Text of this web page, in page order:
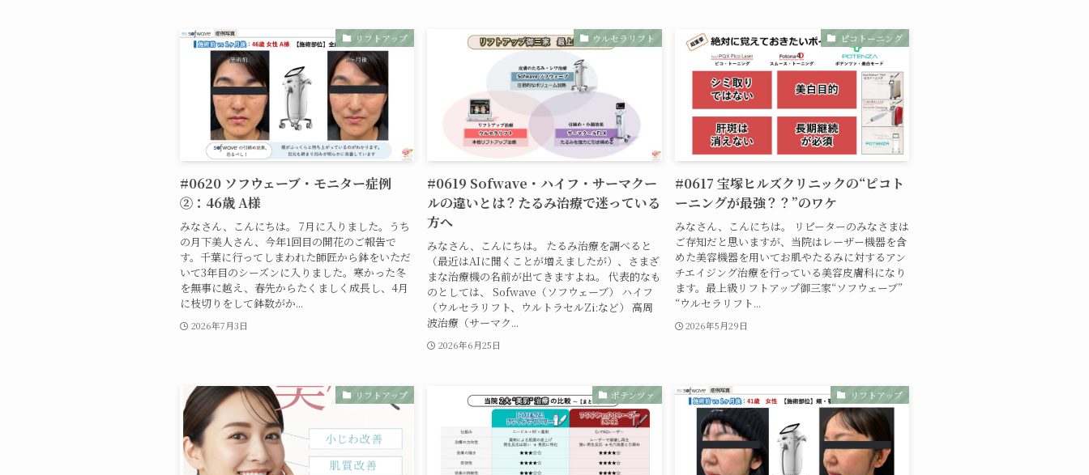
リフトアップ
#0620 ソフウェーブ・モニター症例
②：46歳 A様
みなさん、こんにちは。 7月に入りました。うち
の月下美人さん、今年1回目の開花のご報告で
す。千葉に行ってしまわれた師匠から鉢をいただ
いて3年目のシーズンに入りました。寒かった冬
を無事に越え、春先からたくましく成長し、4月
に枝切りをして鉢数がか...
2026年7月3日
ウルセラリフト
#0619 Sofwave・ハイフ・サーマクー
ルの違いとは？たるみ治療で迷っている
方へ
みなさん、こんにちは。 たるみ治療を調べると
（最近はAIに聞くことが増えましたが）、さまざ
まな治療機の名前が出てきますよね。 代表的なも
のとしては、 Sofwave（ソフウェーブ） ハイフ
（ウルセラリフト、ウルトラセルZi:など） 高周
波治療（サーマク...
2026年6月25日
ピコトーニング
#0617 宝塚ヒルズクリニックの“ピコト
ーニングが最強？？”のワケ
みなさん、こんにちは。 リピーターのみなさまは
ご存知だと思いますが、当院はレーザー機器を含
めた美容機器を用いてお肌やたるみに対するアン
チエイジング治療を行っている美容皮膚科になり
ます。最上級リフトアップ御三家“ソフウェーブ”
“ウルセラリフト...
2026年5月29日
リフトアップ ポテンツァ リフトアップ